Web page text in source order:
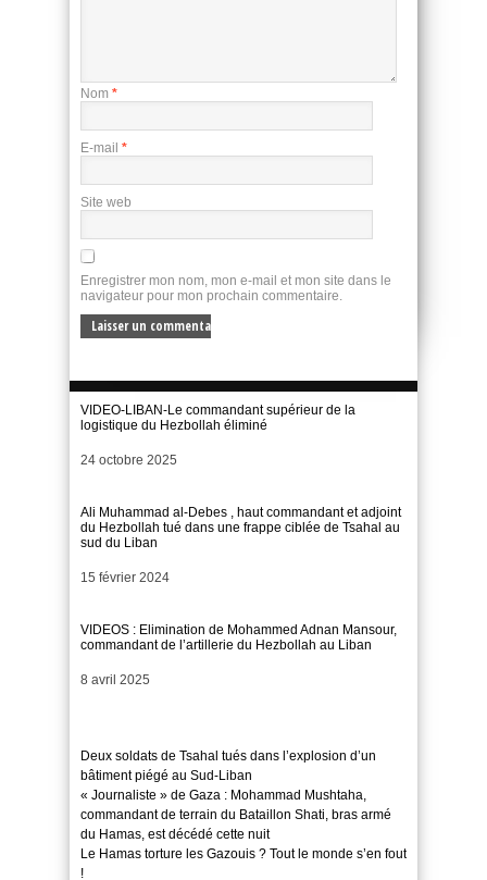
Nom *
E-mail *
Site web
Enregistrer mon nom, mon e-mail et mon site dans le
navigateur pour mon prochain commentaire.
VIDEO-LIBAN-Le commandant supérieur de la
logistique du Hezbollah éliminé
Date
24 octobre 2025
Ali Muhammad al-Debes , haut commandant et adjoint
du Hezbollah tué dans une frappe ciblée de Tsahal au
sud du Liban
Date
15 février 2024
VIDEOS : Elimination de Mohammed Adnan Mansour,
commandant de l’artillerie du Hezbollah au Liban
Date
8 avril 2025
Deux soldats de Tsahal tués dans l’explosion d’un
bâtiment piégé au Sud-Liban
« Journaliste » de Gaza : Mohammad Mushtaha,
commandant de terrain du Bataillon Shati, bras armé
du Hamas, est décédé cette nuit
Le Hamas torture les Gazouis ? Tout le monde s’en fout
!